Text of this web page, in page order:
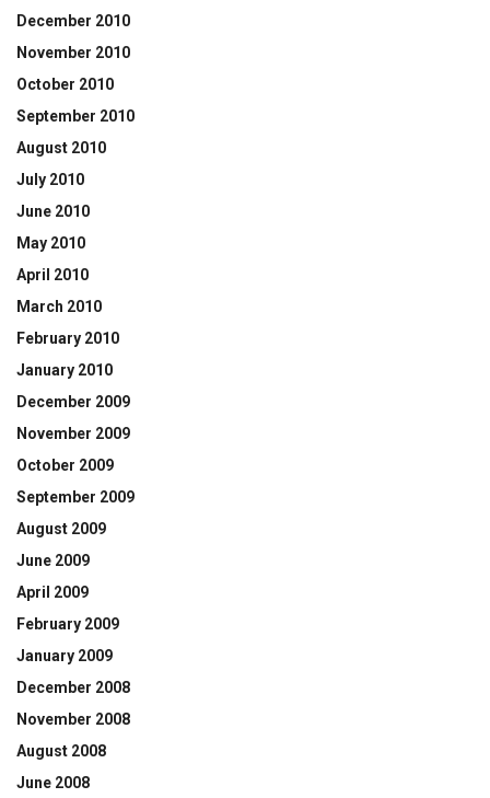
December 2010
November 2010
October 2010
September 2010
August 2010
July 2010
June 2010
May 2010
April 2010
March 2010
February 2010
January 2010
December 2009
November 2009
October 2009
September 2009
August 2009
June 2009
April 2009
February 2009
January 2009
December 2008
November 2008
August 2008
June 2008